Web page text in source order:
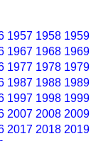
1957 1958 1959
1967 1968 1969
1977 1978 1979
1987 1988 1989
1997 1998 1999
2007 2008 2009
2017 2018 2019